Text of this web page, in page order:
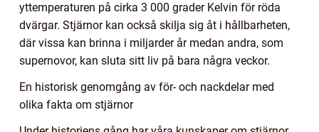
yttemperaturen på cirka 3 000 grader Kelvin för röda
dvärgar. Stjärnor kan också skilja sig åt i hållbarheten,
där vissa kan brinna i miljarder år medan andra, som
supernovor, kan sluta sitt liv på bara några veckor.
En historisk genomgång av för- och nackdelar med
olika fakta om stjärnor